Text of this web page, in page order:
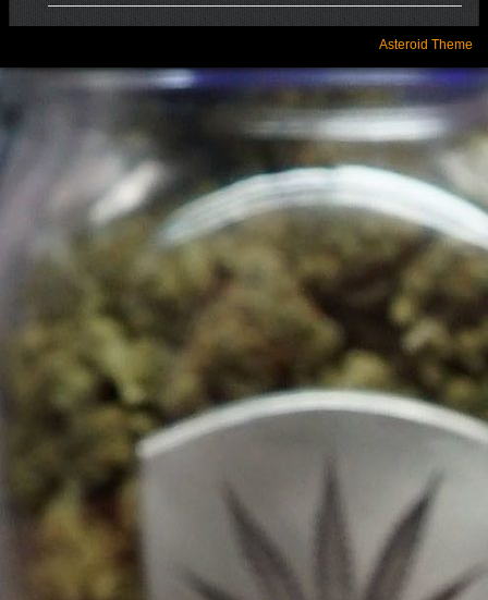
Asteroid Theme